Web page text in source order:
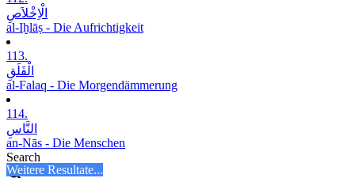
الْاِخْلاَصِ
al-Iḫlāṣ - Die Aufrichtigkeit
113.
الْفَلَقِ
al-Falaq - Die Morgendämmerung
114.
النَّاسِ
an-Nās - Die Menschen
Search
Weitere Resultate...